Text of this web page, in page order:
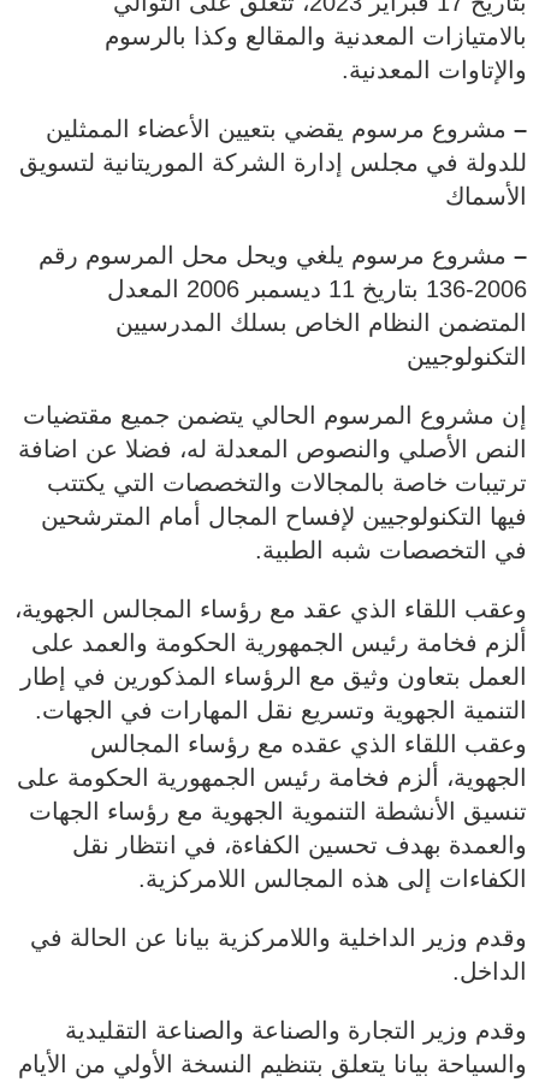
بالامتيازات المعدنية والمقالع وكذا بالرسوم
والإتاوات المعدنية.
– مشروع مرسوم يقضي بتعيين الأعضاء الممثلين
للدولة في مجلس إدارة الشركة الموريتانية لتسويق
الأسماك
– مشروع مرسوم يلغي ويحل محل المرسوم رقم
2006-136 بتاريخ 11 ديسمبر 2006 المعدل
المتضمن النظام الخاص بسلك المدرسيين
التكنولوجيين
إن مشروع المرسوم الحالي يتضمن جميع مقتضيات
النص الأصلي والنصوص المعدلة له، فضلا عن اضافة
ترتيبات خاصة بالمجالات والتخصصات التي يكتتب
فيها التكنولوجيين لإفساح المجال أمام المترشحين
في التخصصات شبه الطبية.
وعقب اللقاء الذي عقد مع رؤساء المجالس الجهوية،
ألزم فخامة رئيس الجمهورية الحكومة والعمد على
العمل بتعاون وثيق مع الرؤساء المذكورين في إطار
التنمية الجهوية وتسريع نقل المهارات في الجهات.
وعقب اللقاء الذي عقده مع رؤساء المجالس
الجهوية، ألزم فخامة رئيس الجمهورية الحكومة على
تنسيق الأنشطة التنموية الجهوية مع رؤساء الجهات
والعمدة بهدف تحسين الكفاءة، في انتظار نقل
الكفاءات إلى هذه المجالس اللامركزية.
وقدم وزير الداخلية واللامركزية بيانا عن الحالة في
الداخل.
وقدم وزير التجارة والصناعة والصناعة التقليدية
والسياحة بيانا يتعلق بتنظيم النسخة الأولي من الأيام